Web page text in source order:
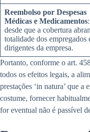
Reembolso por Despesas
Médicas e Medicamentos:
desde que a cobertura
totalidade dos empregados
dirigentes da empresa.
Portanto, conforme o art.
todos os efeitos legais, a
prestações ‘in natura’ que
costume, fornecer
for eventual não é passível